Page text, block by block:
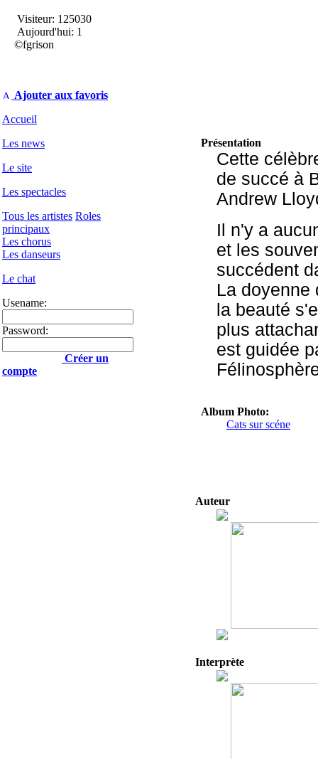
Visiteur: 125030
Aujourd'hui: 1
©fgrison
Ajouter aux favoris
Accueil
Les news
Le site
Les spectacles
Tous les artistes Roles
principaux
Les chorus
Les danseurs
Le chat
Usename:
Password:
Créer un
compte
Présentation
Cette
de succé à
Andrew
Il n'y a
et les
succédent
La doyenne
la beauté
plus
est guidée
Album Photo:
Cats sur scéne
Auteur
Interprète